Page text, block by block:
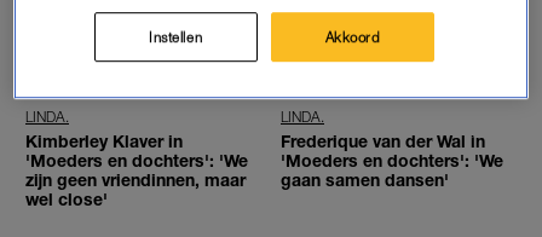
verdienen een plek op je
‘Ze geeft me advies over drugs’
LINDA.
Kimberley Klaver in
'Moeders en dochters': 'We
zijn geen vriendinnen, maar
wel close'
LINDA.
Frederique van der Wal in
'Moeders en dochters': 'We
gaan samen dansen'
Instellen Akkoord